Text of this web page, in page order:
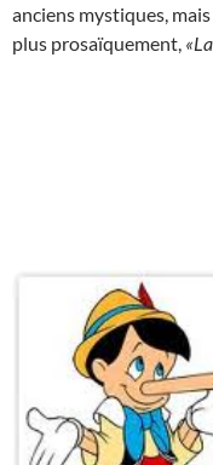
anciens mystiques,
plus prosaïquement,